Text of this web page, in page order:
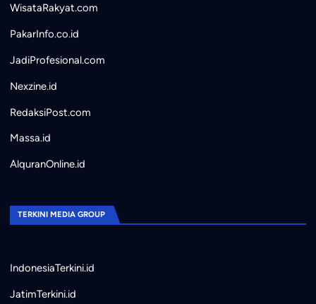
WisataRakyat.com
PakarInfo.co.id
JadiProfesional.com
Nexzine.id
RedaksiPost.com
Massa.id
AlquranOnline.id
TERKINI MEDIA GROUP
IndonesiaTerkini.id
JatimTerkini.id